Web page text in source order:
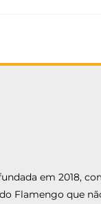
em 2018,
Flamengo que